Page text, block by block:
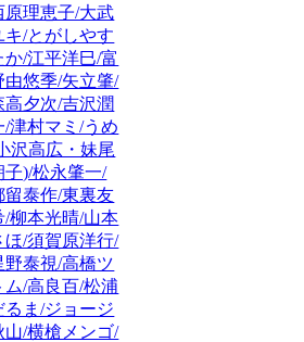
原理恵子/大武
キ/とがしやす
か/江平洋巳/富
由悠季/矢立肇/
高夕次/吉沢潤
/津村マミ/うめ
沢高広・妹尾
子)/松永肇一/
留泰作/東裏友
/柳本光晴/山本
ほ/須賀原洋行/
野泰視/高橋ツ
ム/高良百/松浦
るま/ジョージ
山/横槍メンゴ/